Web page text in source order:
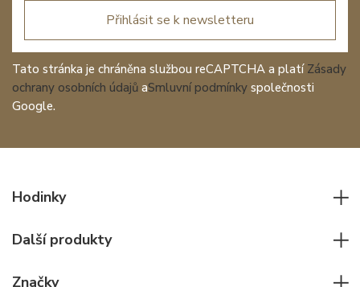
Přihlásit se k newsletteru
Tato stránka je chráněna službou reCAPTCHA a platí Zásady
ochrany osobních údajů aSmluvní podmínky společnosti
Google.
Hodinky
Dámské hodinky
Další produkty
Značky